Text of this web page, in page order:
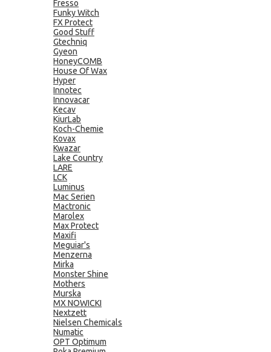
Fresso
Funky Witch
FX Protect
Good Stuff
Gtechniq
Gyeon
HoneyCOMB
House Of Wax
Hyper
Innotec
Innovacar
Kecav
KiurLab
Koch-Chemie
Kovax
Kwazar
Lake Country
LARE
LCK
Luminus
Mac Serien
Mactronic
Marolex
Max Protect
Maxifi
Meguiar's
Menzerna
Mirka
Monster Shine
Mothers
Murska
MX NOWICKI
Nextzett
Nielsen Chemicals
Numatic
OPT Optimum